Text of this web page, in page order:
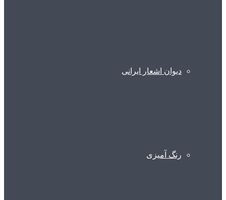
دیوان اشعار ایرانی
رنگ آمیزی